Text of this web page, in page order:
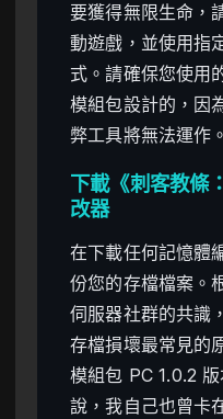
要獲得無限生命，
動遊戲，並使用指
式。請確保您使用
模組包設計的，因
弊工具將無法運作。
下載《刺客教
改器
在下載任何記憶體
份您的存檔檔案。
伺服器社群的共識
存檔損壞最常見的
模組包 PC 1.0.2
說，我自己也曾卡